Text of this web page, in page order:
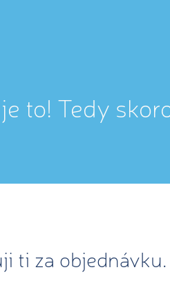
to! Tedy
ti za objednávku.